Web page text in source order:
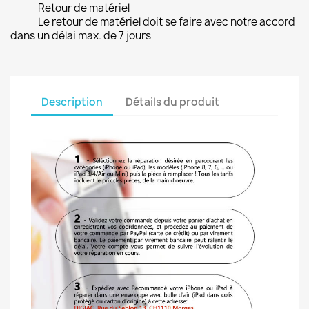
Retour de matériel
Le retour de matériel doit se faire avec notre accord
dans un délai max. de 7 jours
Description Détails du produit